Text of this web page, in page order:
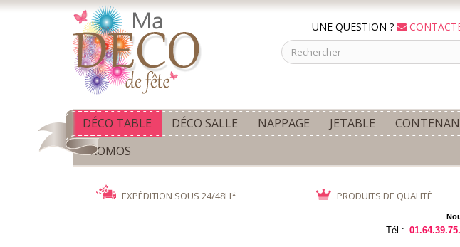
UNE QUESTION ?
DÉCO TABLE DÉCO SALLE NAPPAGE JETABLE
PROMOS
EXPÉDITION SOUS 24/48H* PRODUITS DE QUALITÉ
Tél :